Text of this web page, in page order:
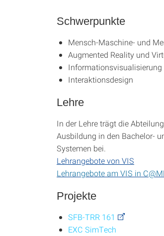
Schwerpunkte
Mensch-Maschine- und
Augmented Reality und
Informationsvisualisierung
Interaktionsdesign
Lehre
In der Lehre trägt die
Ausbildung in den Bachelor-
Systemen bei.
Lehrangebote von VIS
Lehrangebote am VIS in
Projekte
SFB-TRR 161
EXC SimTech